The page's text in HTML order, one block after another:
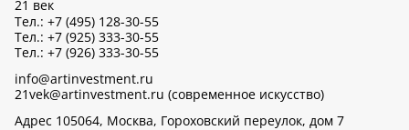
21 век
Тел.: +7 (495) 128-30-55
Тел.: +7 (925) 333-30-55
Тел.: +7 (926) 333-30-55
info@artinvestment.ru
21vek@artinvestment.ru (современное искусство)
Адрес 105064, Москва, Гороховский переулок, дом 7